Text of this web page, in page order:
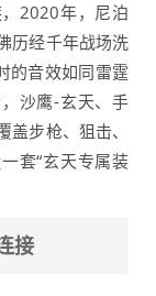
2020年，尼泊
历经千年战场洗
的音效如同雷霆
沙鹰-玄天、手
步枪、狙击、
套“玄天专属装
接